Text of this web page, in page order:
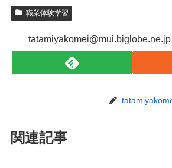
職業体験学習
関連記事